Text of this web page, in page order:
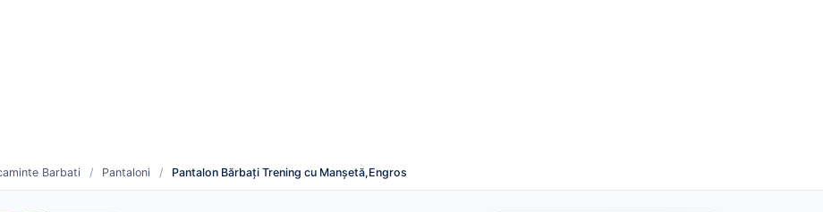
Barbati / Pantaloni / Pantalon Bărbați Trening cu Manșetă,Engros